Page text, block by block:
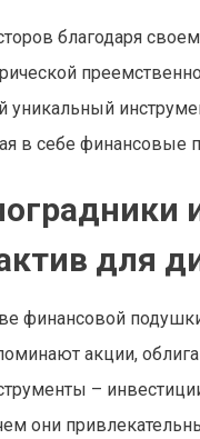
благодаря
уникальный
в себе финансовые
для
финансовой
акции,
–
они